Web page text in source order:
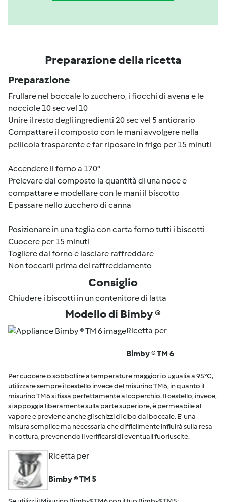
Preparazione della ricetta
Preparazione
Frullare nel boccale lo zucchero, i fiocchi di avena e le
nocciole 10 sec vel 10
Unire il resto degli ingredienti 20 sec vel 5 antiorario
Compattare il composto con le mani avvolgere nella
pellicola trasparente e far riposare in frigo per 15 minuti
Accendere il forno a 170°
Prelevare dal composto la quantità di una noce e
compattare e modellare con le mani il biscotto
E passare nello zucchero di canna
Posizionare in una teglia con carta forno tutti i biscotti
Cuocere per 15 minuti
Togliere dal forno e lasciare raffreddare
Non toccarli prima del raffreddamento
Consiglio
Chiudere i biscotti in un contenitore di latta
Modello di Bimby ®
Ricetta per
Bimby ® TM 6
Per cuocere o sobbollire a temperature maggiori o ugualia a 95°C,
utilizzare sempre il cestello invece del misurino TM6, in quanto il
misurino TM6 si fissa perfettamente al coperchio. Il cestello, invece,
si appoggia liberamente sulla parte superiore, è permeabile al
vapore e previene anche gli schizzi di cibo dal boccale. E' una
misura semplice ma necessaria che difficilmente influirà sulla resa
in cottura, prevenendo il verificarsi di eventuali fuoriuscite.
Ricetta per
Bimby ® TM 5